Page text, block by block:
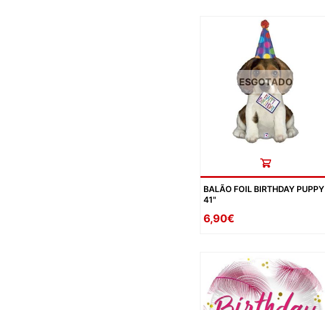
ESGOTADO
BALÃO FOIL BIRTHDAY PUPPY
41"
6,90€